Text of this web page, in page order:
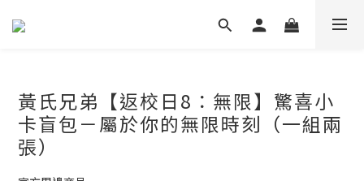
黃氏兄弟【返校日8：無限】驚喜小
卡盲包－屬於你的無限時刻（一組兩
張）